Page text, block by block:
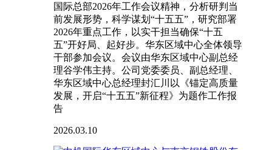
国际总部2026年工作会议精神，分析研判当
前发展形势，科学谋划“十五五”，研究部署
2026年重点工作，以实干担当确保“十五
五”开好局、起好步。华东区域中心全体领导
干部参加会议。会议由华东区域中心副总经
理谷学伟主持。公司党委委员、副总经理、
华东区域中心总经理封汇川以《锚定高质量
发展，开启“十五五”新征程》为题作工作报
告
2026.03.10